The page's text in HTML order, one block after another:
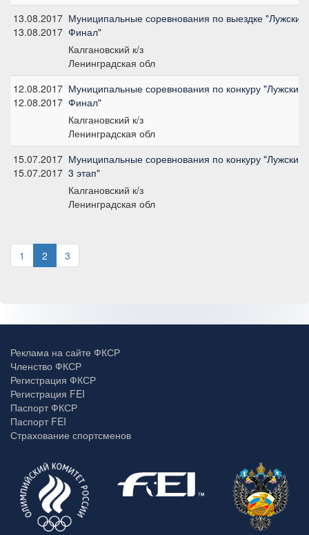
13.08.2017
13.08.2017
Муниципальные соревнования по выездке
Финал"
Калгановский к/з
Ленинградская обл
12.08.2017
12.08.2017
Муниципальные соревнования по конкуру
Финал"
Калгановский к/з
Ленинградская обл
15.07.2017
15.07.2017
Муниципальные соревнования по конкуру
3 этап"
Калгановский к/з
Ленинградская обл
1 2 3
Реклама на сайте ФКСР
Членство ФКСР
Регистрация ФКСР
Регистрация FEI
Паспорт ФКСР
Паспорт FEI
Страхование спортсменов